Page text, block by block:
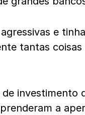
e
tantas
investimento
a